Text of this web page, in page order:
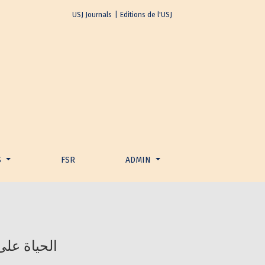
USJ Journals Editions de l'USJ
FSR ADMIN
الحياة